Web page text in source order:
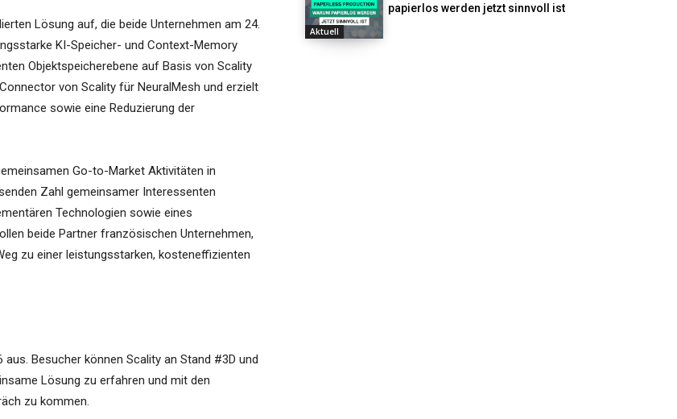
Lösung auf, die beide Unternehmen am 24.
KI-Speicher- und Context-Memory
Objektspeicherebene auf Basis von Scality
von Scality für NeuralMesh und erzielt
sowie eine Reduzierung der
Go-to-Market Aktivitäten in
Zahl gemeinsamer Interessenten
Technologien sowie eines
beide Partner französischen Unternehmen,
zu einer leistungsstarken, kosteneffizienten
Besucher können Scality an Stand #3D und
Lösung zu erfahren und mit den
zu kommen.
Aktuell
papierlos werden jetzt sinnvoll ist